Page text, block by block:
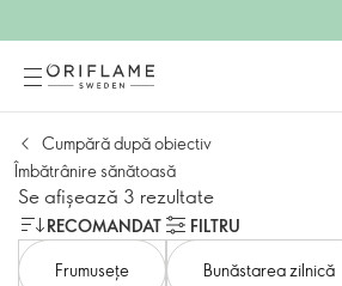
Cumpără după obiectiv
Îmbătrânire sănătoasă
Se afișează 3 rezultate
RECOMANDAT
FILTRU
Frumusețe
Bunăstarea zilnică